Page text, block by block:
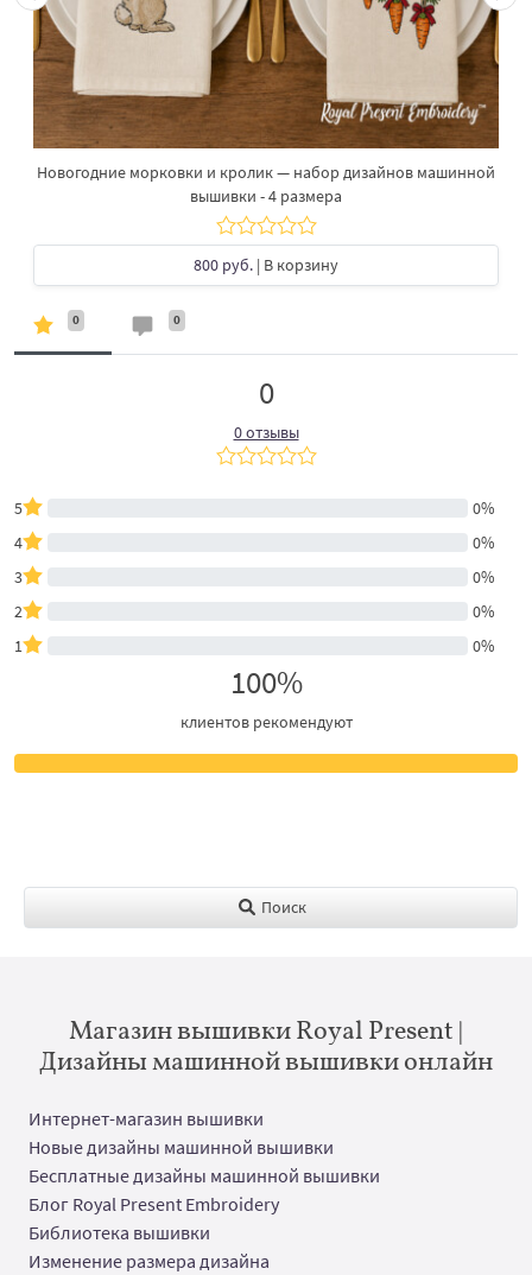
Новогодние морковки и кролик — набор дизайнов машинной
вышивки - 4 размера
800 руб. | В корзину
0 0
0
0 отзывы
5
0%
4
0%
3
0%
2
0%
1
0%
100%
клиентов рекомендуют
Поиск
Магазин вышивки Royal Present |
Дизайны машинной вышивки онлайн
Интернет-магазин вышивки
Новые дизайны машинной вышивки
Бесплатные дизайны машинной вышивки
Блог Royal Present Embroidery
Библиотека вышивки
Изменение размера дизайна